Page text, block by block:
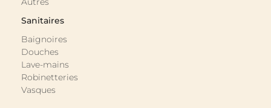
Sanitaires
Baignoires
Douches
Lave-mains
Robinetteries
Vasques